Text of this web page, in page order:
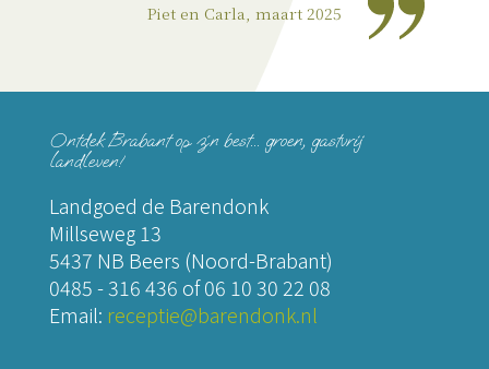
Piet en Carla, maart 2025
Ontdek Brabant op z´n best... groen, gastvrij
landleven!
Landgoed de Barendonk
Millseweg 13
5437 NB Beers (Noord-Brabant)
0485 - 316 436 of06 10 30 22 08
Email: receptie@barendonk.nl